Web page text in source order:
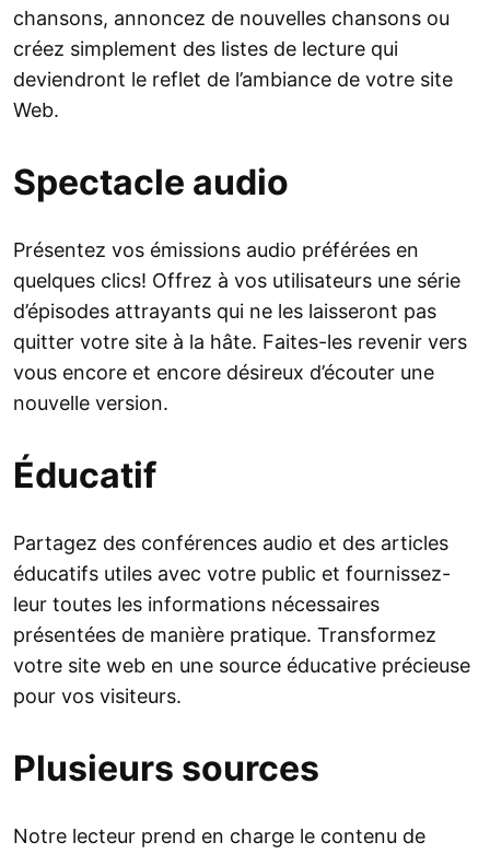
chansons, annoncez de nouvelles chansons ou
créez simplement des listes de lecture qui
deviendront le reflet de l’ambiance de votre site
Web.
Spectacle audio
Présentez vos émissions audio préférées en
quelques clics! Offrez à vos utilisateurs une série
d’épisodes attrayants qui ne les laisseront pas
quitter votre site à la hâte. Faites-les revenir vers
vous encore et encore désireux d’écouter une
nouvelle version.
Éducatif
Partagez des conférences audio et des articles
éducatifs utiles avec votre public et fournissez-
leur toutes les informations nécessaires
présentées de manière pratique. Transformez
votre site web en une source éducative précieuse
pour vos visiteurs.
Plusieurs sources
Notre lecteur prend en charge le contenu de